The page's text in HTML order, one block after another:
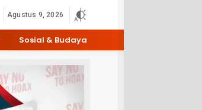
Agustus 9, 2026
Sosial & Budaya